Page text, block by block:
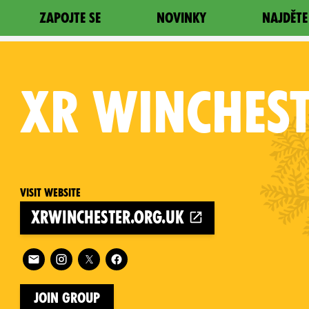
ZAPOJTE SE NOVINKY
XR
Visit website
xrwinchester.org.uk
Follow XR Winchester on
Join Group